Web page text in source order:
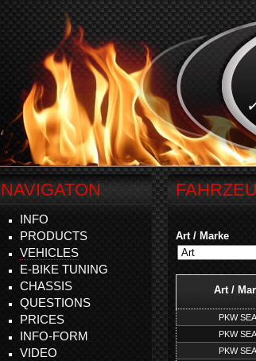
Art / Marke
Art /
PKW
PKW
PKW
NAVIGATON
INFO
PRODUCTS
VEHICLES
E-BIKE TUNING
CHASSIS
QUESTIONS
PRICES
INFO-FORM
VIDEO